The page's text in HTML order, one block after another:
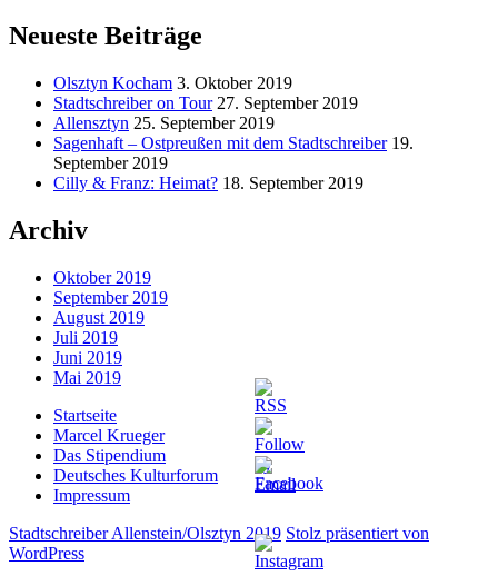
Neueste Beiträge
Olsztyn Kocham 3. Oktober 2019
Stadtschreiber on Tour 27. September 2019
Allensztyn 25. September 2019
Sagenhaft – Ostpreußen mit dem Stadtschreiber 19.
September 2019
Cilly & Franz: Heimat? 18. September 2019
Archiv
Oktober 2019
September 2019
August 2019
Juli 2019
Juni 2019
Mai 2019
Startseite
Marcel Krueger
Das Stipendium
Deutsches Kulturforum
Impressum
Stadtschreiber Allenstein/Olsztyn 2019 Stolz präsentiert von
WordPress